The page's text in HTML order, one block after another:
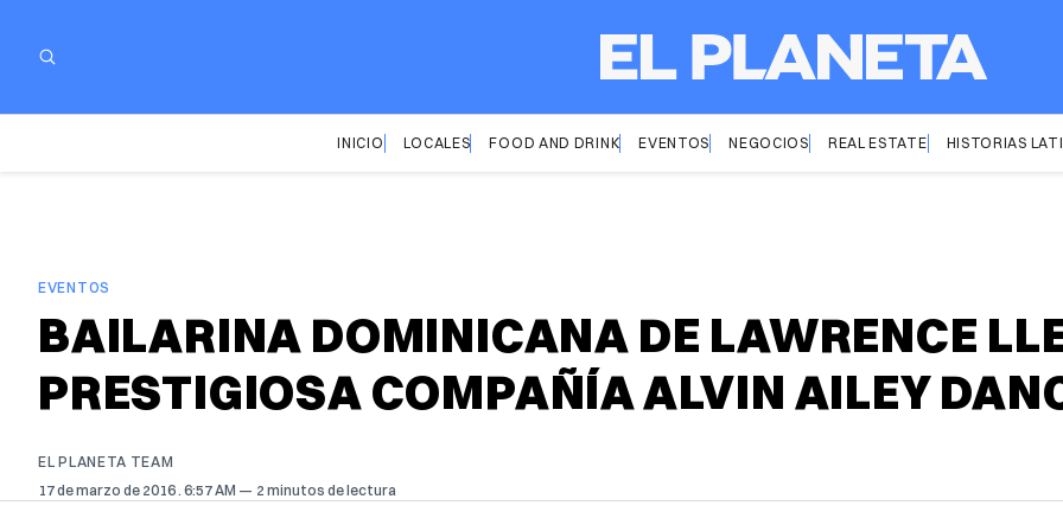
INICIO LOCALES FOOD AND DRINK EVENTOS NEGOCIOS REAL ESTATE HISTORIAS
EVENTOS
BAILARINA DOMINICANA DE LAWRENCE
PRESTIGIOSA COMPAÑÍA ALVIN AILEY
EL PLANETA TEAM
17 de marzo de 2016 . 6:57 AM 2 minutos de lectura